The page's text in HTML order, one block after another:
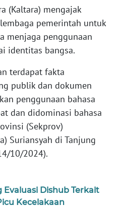
(Kaltara) mengajak
pemerintah untuk
menjaga penggunaan
identitas bangsa.
terdapat fakta
publik dan dokumen
penggunaan bahasa
dan didominasi bahasa
(Sekprov)
Suriansyah di Tanjung
10/2024).
Dishub Terkait
Kecelakaan